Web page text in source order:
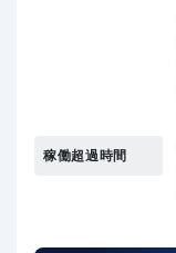
稼働超過時間